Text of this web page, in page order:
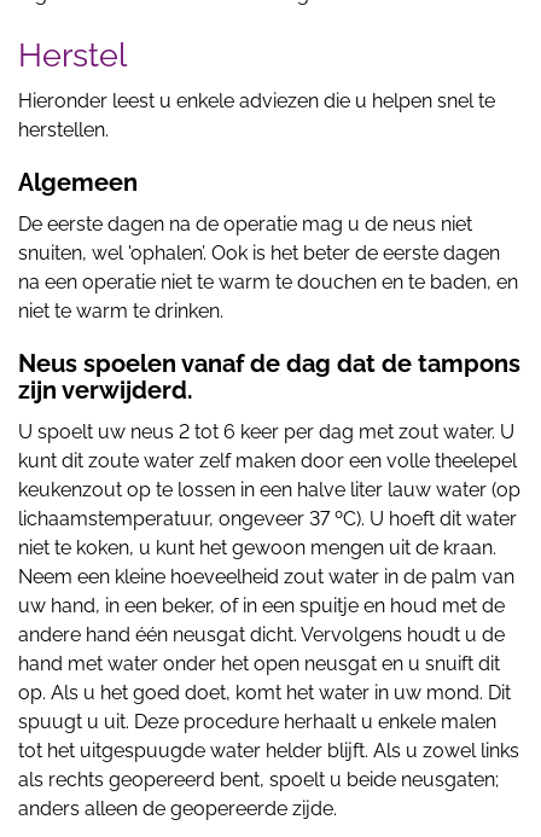
Herstel
Hieronder leest u enkele adviezen die u helpen snel te
herstellen.
Algemeen
De eerste dagen na de operatie mag u de neus niet
snuiten, wel 'ophalen’. Ook is het beter de eerste dagen
na een operatie niet te warm te douchen en te baden, en
niet te warm te drinken.
Neus spoelen vanaf de dag dat de tampons
zijn verwijderd.
U spoelt uw neus 2 tot 6 keer per dag met zout water. U
kunt dit zoute water zelf maken door een volle theelepel
keukenzout op te lossen in een halve liter lauw water (op
lichaamstemperatuur, ongeveer 37 ºC). U hoeft dit water
niet te koken, u kunt het gewoon mengen uit de kraan.
Neem een kleine hoeveelheid zout water in de palm van
uw hand, in een beker, of in een spuitje en houd met de
andere hand één neusgat dicht. Vervolgens houdt u de
hand met water onder het open neusgat en u snuift dit
op. Als u het goed doet, komt het water in uw mond. Dit
spuugt u uit. Deze procedure herhaalt u enkele malen
tot het uitgespuugde water helder blijft. Als u zowel links
als rechts geopereerd bent, spoelt u beide neusgaten;
anders alleen de geopereerde zijde.